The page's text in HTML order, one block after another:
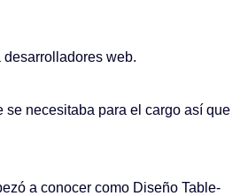
web.
se necesitaba para el cargo así que
a conocer como Diseño Table-